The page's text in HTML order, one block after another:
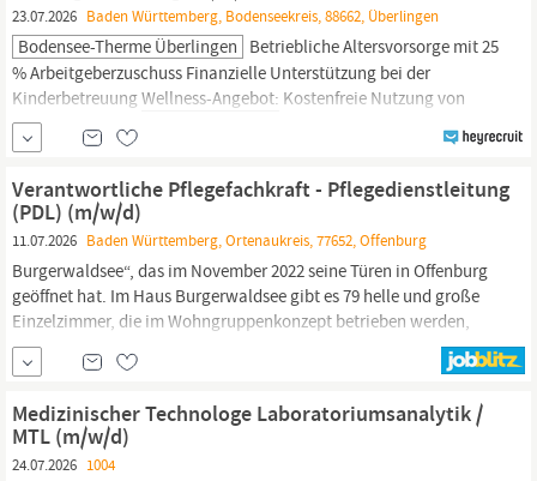
23.07.2026 Baden Württemberg, Bodenseekreis, 88662, Überlingen
Bodensee-Therme Überlingen Betriebliche Altersvorsorge mit 25
% Arbeitgeberzuschuss Finanzielle Unterstützung bei der
KinderbetreuungWellness-Angebot: Kostenfreie Nutzung von
Therme & Sauna Kostenlose Heißgetränke und Wasser
Mitarbeiterangebote & Rabatte: Rabatte in unseren eigenen
Benefits
Verantwortliche Pflegefachkraft - Pflegedienstleitung
(PDL) (m/w/d)
11.07.2026 Baden Württemberg, Ortenaukreis, 77652, Offenburg
Burgerwaldsee“, das im November 2022 seine Türen in Offenburg
geöffnet hat. Im Haus Burgerwaldsee gibt es 79 helle und große
Einzelzimmer, die im Wohngruppenkonzept betrieben werden,
wobei es zudem 25 beschützte Plätze im Demenzbereich mit
Sinnesgarten im Erdgeschoss gibt; außerdem sind
sowie Wohlfühlbäder mit „Wellnesscharakter“ vorhanden.
Medizinischer Technologe Laboratoriumsanalytik /
MTL (m/w/d)
24.07.2026 1004